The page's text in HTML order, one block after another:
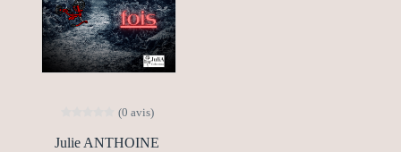
(0 avis)
Julie ANTHOINE